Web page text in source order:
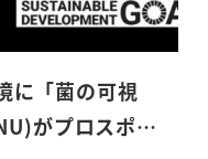
に「菌の可視
がプロスポ…